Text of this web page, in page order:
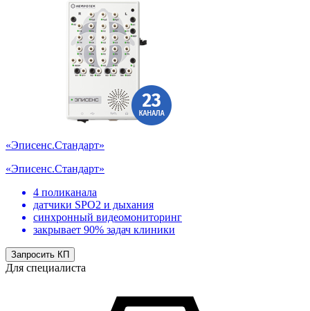
«Эписенс.Стандарт»
«Эписенс.Стандарт»
4 поликанала
датчики SPO2 и дыхания
синхронный видеомониторинг
закрывает 90% задач клиники
Запросить КП
Для специалиста